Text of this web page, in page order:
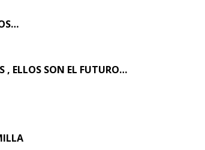
, ELLOS SON EL FUTURO…